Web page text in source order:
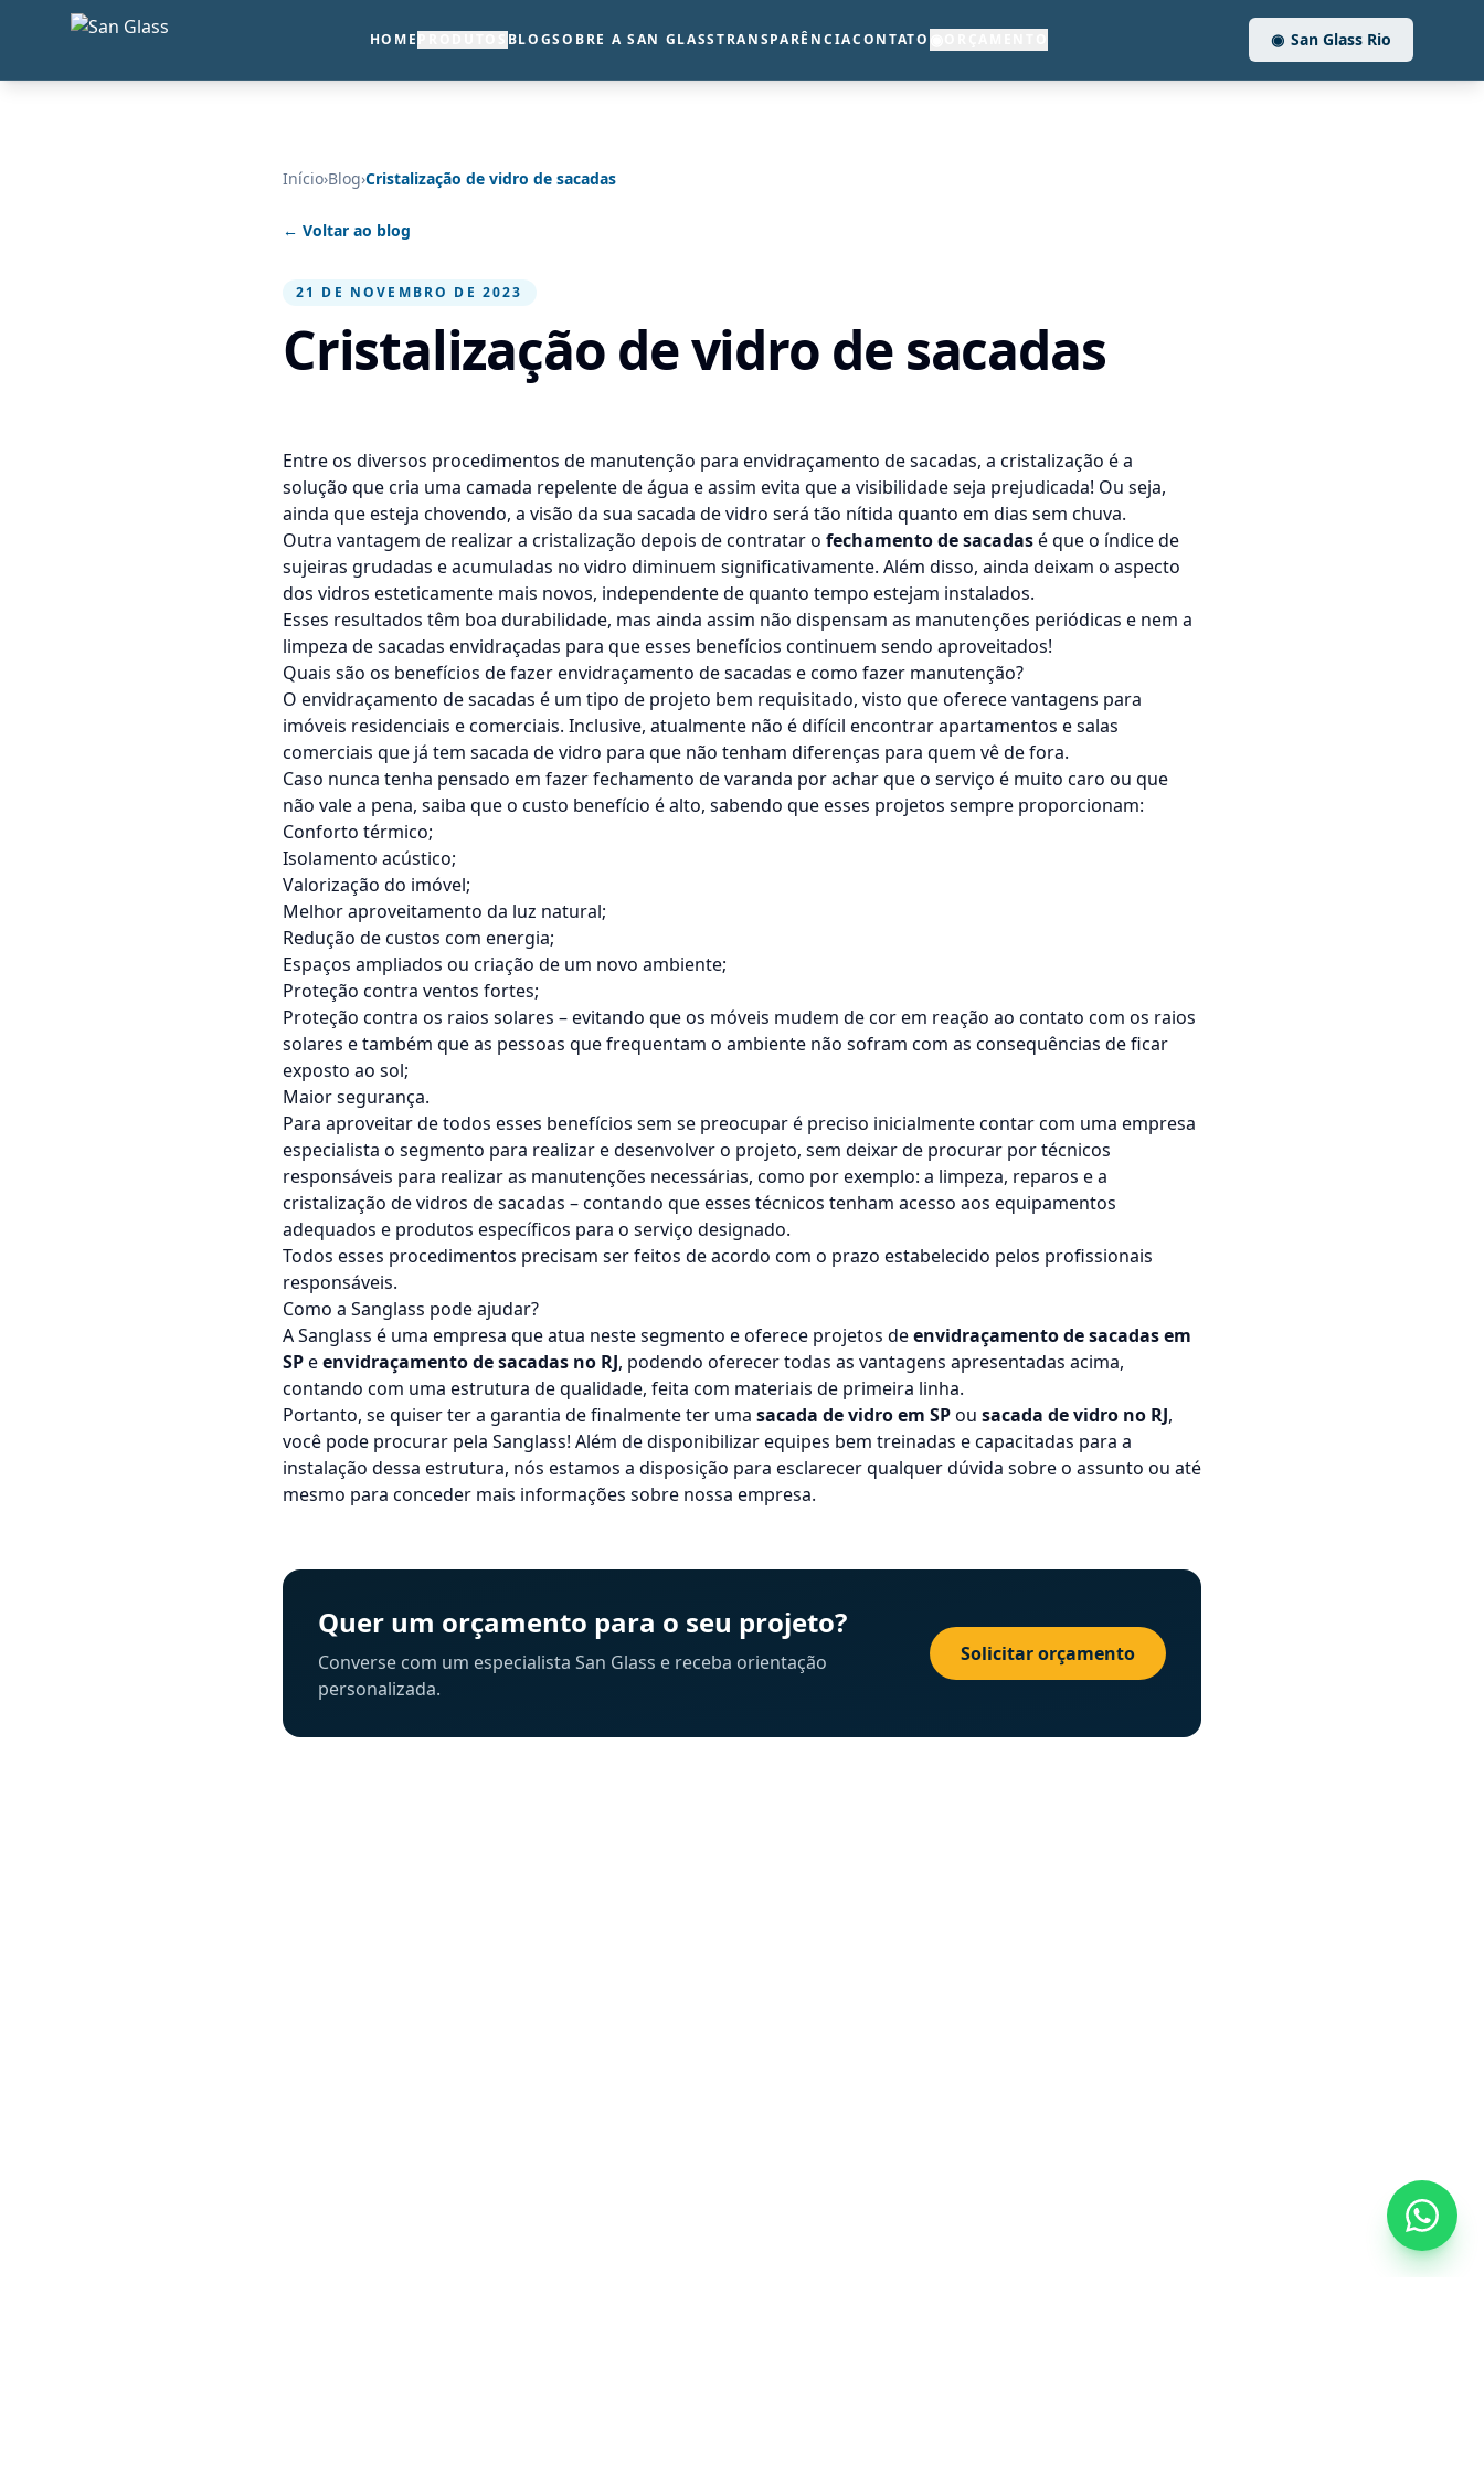
HOME BLOGSOBRE A SAN GLASSTRANSPARÊNCIACONTATO ◉ San Glass Rio
Início›Blog›Cristalização de vidro de sacadas
← Voltar ao blog
21 DE NOVEMBRO DE 2023
Cristalização de vidro de sacadas
Entre os diversos procedimentos de manutenção para envidraçamento de sacadas, a cristalização é a
solução que cria uma camada repelente de água e assim evita que a visibilidade seja prejudicada! Ou seja,
ainda que esteja chovendo, a visão da sua sacada de vidro será tão nítida quanto em dias sem chuva.
Outra vantagem de realizar a cristalização depois de contratar o fechamento de sacadasé que o índice de
sujeiras grudadas e acumuladas no vidro diminuem significativamente. Além disso, ainda deixam o aspecto
dos vidros esteticamente mais novos, independente de quanto tempo estejam instalados.
Esses resultados têm boa durabilidade, mas ainda assim não dispensam as manutenções periódicas e nem a
limpeza de sacadas envidraçadas para que esses benefícios continuem sendo aproveitados!
Quais são os benefícios de fazer envidraçamento de sacadas e como fazer manutenção?
O envidraçamento de sacadas é um tipo de projeto bem requisitado, visto que oferece vantagens para
imóveis residenciais e comerciais. Inclusive, atualmente não é difícil encontrar apartamentos e salas
comerciais que já tem sacada de vidro para que não tenham diferenças para quem vê de fora.
Caso nunca tenha pensado em fazerfechamento de varanda por achar que o serviço é muito caro ou que
não vale a pena, saiba que o custo benefício é alto, sabendo que esses projetos sempre proporcionam:
Conforto térmico;
Isolamento acústico;
Valorização do imóvel;
Melhor aproveitamento da luz natural;
Redução de custos com energia;
Espaços ampliados ou criação de um novo ambiente;
Proteção contra ventos fortes;
Proteção contra os raios solares – evitando que os móveis mudem de cor em reação ao contato com os raios
solares e também que as pessoas que frequentam o ambiente não sofram com as consequências de ficar
exposto ao sol;
Maior segurança.
Para aproveitar de todos esses benefícios sem se preocupar é preciso inicialmente contar com uma empresa
especialista o segmento para realizar e desenvolver o projeto, sem deixar de procurar por técnicos
responsáveis para realizar as manutenções necessárias, como por exemplo: a limpeza, reparos e a
cristalização de vidros de sacadas – contando que esses técnicos tenham acesso aos equipamentos
adequados e produtos específicos para o serviço designado.
Todos esses procedimentos precisam ser feitos de acordo com o prazo estabelecido pelos profissionais
responsáveis.
Como a Sanglass pode ajudar?
A Sanglass é uma empresa que atua neste segmento e oferece projetos deenvidraçamento de sacadas em
SPeenvidraçamento de sacadas no RJ, podendo oferecer todas as vantagens apresentadas acima,
contando com uma estrutura de qualidade, feita com materiais de primeira linha.
Portanto, se quiser ter a garantia de finalmente ter uma sacada de vidro em SPou sacada de vidro no RJ,
você pode procurar pela Sanglass! Além de disponibilizar equipes bem treinadas e capacitadas para a
instalação dessa estrutura, nós estamos a disposição para esclarecer qualquer dúvida sobre o assunto ou até
mesmo para conceder mais informações sobre nossa empresa.
Quer um orçamento para o seu projeto?
Converse com um especialista San Glass e receba orientação
personalizada.
Solicitar orçamento